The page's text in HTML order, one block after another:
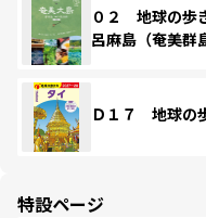
０２ 地球の
呂麻島（奄美
Ｄ１７ 地球の
特設ページ